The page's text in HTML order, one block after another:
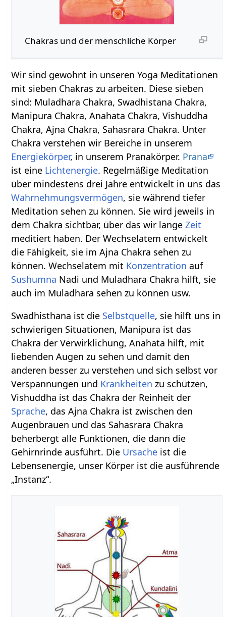
Chakras und der menschliche Körper
Wir sind gewohnt in unseren Yoga Meditationen
mit sieben Chakras zu arbeiten. Diese sieben
sind: Muladhara Chakra, Swadhistana Chakra,
Manipura Chakra, Anahata Chakra, Vishuddha
Chakra, Ajna Chakra, Sahasrara Chakra. Unter
Chakra verstehen wir Bereiche in unserem
Energiekörper, in unserem Pranakörper. Prana
ist eine Lichtenergie. Regelmäßige Meditation
über mindestens drei Jahre entwickelt in uns das
Wahrnehmungsvermögen, sie während tiefer
Meditation sehen zu können. Sie wird jeweils in
dem Chakra sichtbar, über das wir langeZeit
meditiert haben. Der Wechselatem entwickelt
die Fähigkeit, sie im Ajna Chakra sehen zu
können. Wechselatem mit Konzentration auf
Sushumna Nadi und Muladhara Chakra hilft, sie
auch im Muladhara sehen zu können usw.
Swadhisthana ist die Selbstquelle, sie hilft uns in
schwierigen Situationen, Manipura ist das
Chakra der Verwirklichung, Anahata hilft, mit
liebenden Augen zu sehen und damit den
anderen besser zu verstehen und sich selbst vor
Verspannungen und Krankheiten zu schützen,
Vishuddha ist das Chakra der Reinheit der
Sprache, das Ajna Chakra ist zwischen den
Augenbrauen und das Sahasrara Chakra
beherbergt alle Funktionen, die dann die
Gehirnrinde ausführt. Die Ursache ist die
Lebensenergie, unser Körper ist die ausführende
„Instanz“.